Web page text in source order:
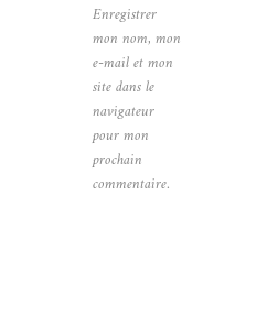
Enregistrer
mon nom, mon
e-mail et mon
site dans le
navigateur
pour mon
prochain
commentaire.